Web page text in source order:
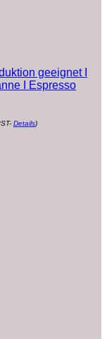
geeignet I
I Espresso
Details)